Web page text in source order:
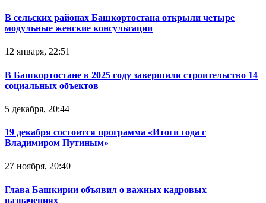
В сельских районах Башкортостана открыли четыре
модульные женские консультации
12 января, 22:51
В Башкортостане в 2025 году завершили строительство 14
социальных объектов
5 декабря, 20:44
19 декабря состоится программа «Итоги года с
Владимиром Путиным»
27 ноября, 20:40
Глава Башкирии объявил о важных кадровых
назначениях